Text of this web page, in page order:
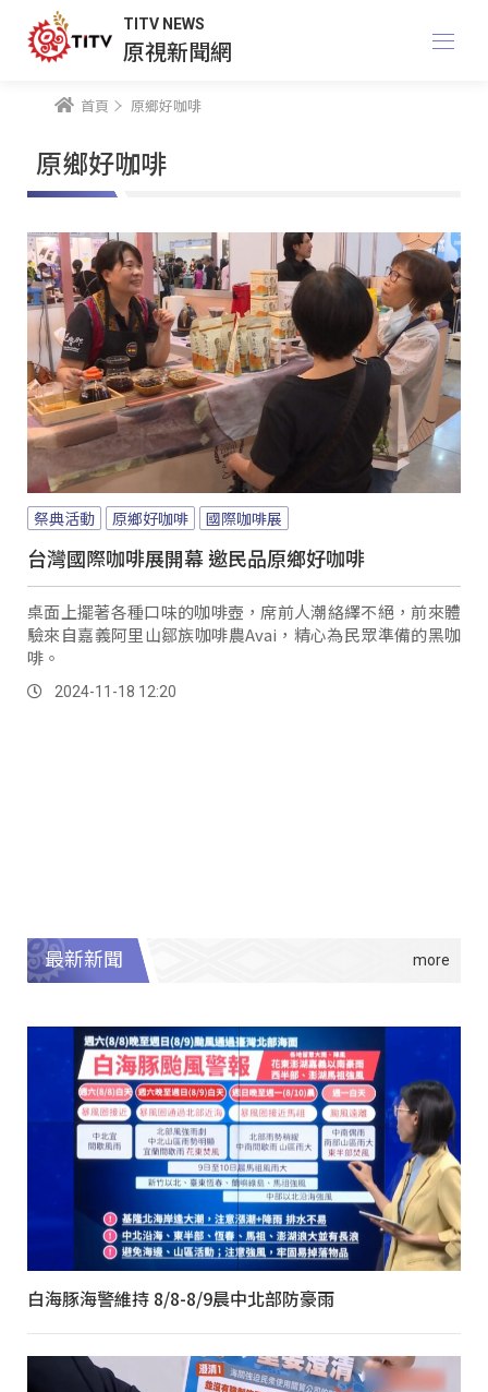
TITV NEWS
原視新聞網
首頁 原鄉好咖啡
原鄉好咖啡
祭典活動 原鄉好咖啡 國際咖啡展
台灣國際咖啡展開幕 邀民品原鄉好咖啡
桌面上擺著各種口味的咖啡壺，席前人潮絡繹不絕，前來體
驗來自嘉義阿里山鄒族咖啡農Avai，精心為民眾準備的黑咖
啡。
2024-11-18 12:20
最新新聞
白海豚海警維持 8/8-8/9晨中北部防豪雨